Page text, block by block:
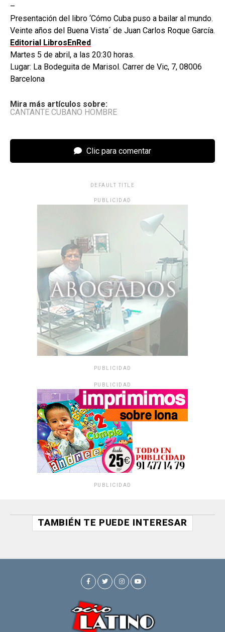
–
Presentación del libro ‘Cómo Cuba puso a bailar al mundo.
Veinte años del Buena Vista´ de Juan Carlos Roque García.
Editorial LibrosEnRed
Martes 5 de abril, a las 20:30 horas.
Lugar: La Bodeguita de Marisol. Carrer de Vic, 7, 08006
Barcelona
Mira más artículos sobre:
CANTANTE CUBANO HOMBRE
Clic para comentar
DEFAULT TITLE
PUBLICIDAD
PUBLICIDAD
PUBLICIDAD
PUBLICIDAD
TAMBIÉN TE PUEDE INTERESAR